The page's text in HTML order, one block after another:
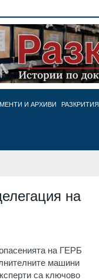
И АРХИВИ РАЗКРИТИЯ
на
на ГЕРБ
машини
са ключово